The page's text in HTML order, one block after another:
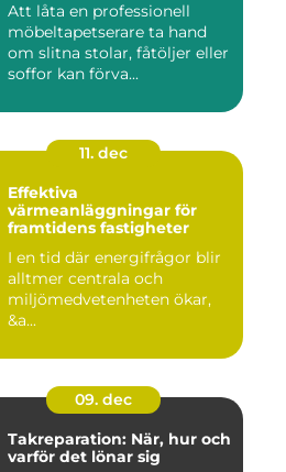
Att låta en professionell
möbeltapetserare ta hand
om slitna stolar, fåtöljer eller
soffor kan förva...
11. dec
Effektiva
värmeanläggningar för
framtidens fastigheter
I en tid där energifrågor blir
alltmer centrala och
miljömedvetenheten ökar,
&a...
09. dec
Takreparation: När, hur och
varför det lönar sig